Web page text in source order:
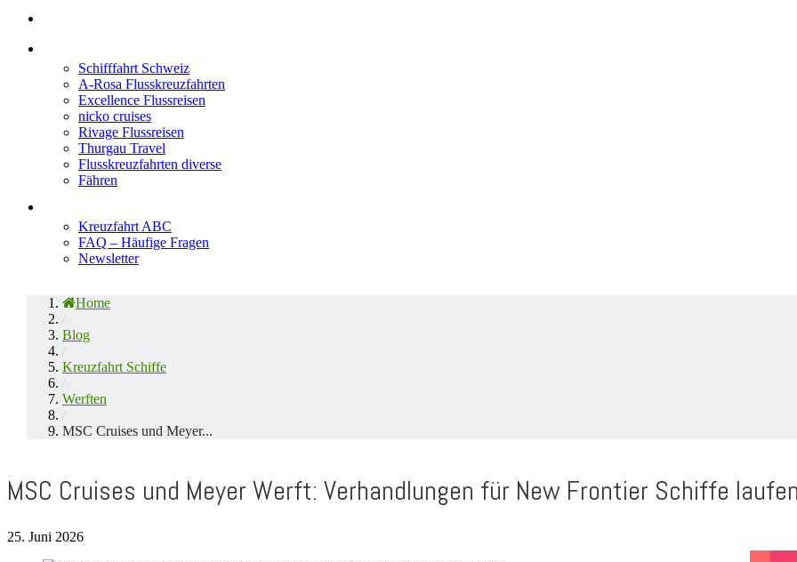
Schifffahrt Schweiz
A-Rosa Flusskreuzfahrten
Excellence Flussreisen
nicko cruises
Rivage Flussreisen
Thurgau Travel
Flusskreuzfahrten diverse
Fähren
Kreuzfahrt ABC
FAQ – Häufige Fragen
Newsletter
Home
/
Blog
/
Kreuzfahrt Schiffe
/
Werften
/
MSC Cruises und Meyer...
MSC Cruises und Meyer Werft: Verhandlungen für New Frontier Schiffe
25. Juni 2026